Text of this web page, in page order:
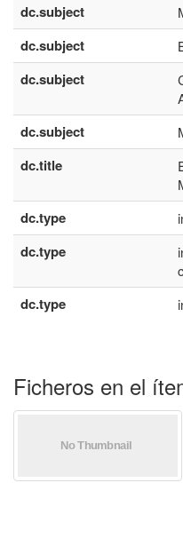
dc.subject
dc.subject
dc.subject
dc.subject
dc.title
dc.type
dc.type
dc.type
Ficheros en el